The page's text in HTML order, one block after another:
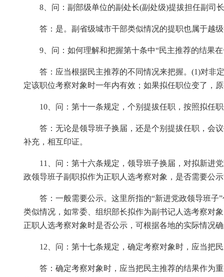
8、问：副部级单位的副处长(副处级)提拔担任副司
答：是。副省级城市干部类似情况的提职也属于越
9、问：如何理解和把握第十条中“民主推荐的结果
答：应当根据民主推荐的不同情况来把握。(1)对非
定该职位考察对象时一年内有效；如果拟任职位变了，
10、问：第十一条规定，个别提拔任职，按照拟任
答：无论是领导班子换届，还是个别提拔任职，会
补充，相互印证。
11、问：第十六条规定，领导班子换届，对拟新进
政领导班子副职拟作为正职人选考察对象，是否需要公示
答：一般需要公示。这里所指的“新进党政领导班
类似情况，如常委、组织部长拟作为副书记人选考察对
正职人选考察对象时是否公示，可根据各地的实际情况
12、问：第十七条规定，确定考察对象时，应当把
答：确定考察对象时，应当把民主推荐的结果作为